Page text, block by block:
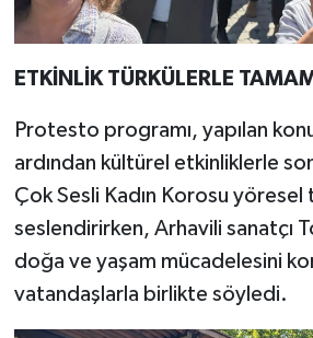
ETKİNLİK TÜRKÜLERLE
Protesto programı, yapılan
ardından kültürel etkinliklerle
Çok Sesli Kadın Korosu yöresel
seslendirirken, Arhavili sanatçı
doğa ve yaşam mücadelesini
vatandaşlarla birlikte söyledi.